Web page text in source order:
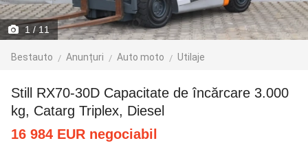
1 / 11
Bestauto Anunțuri Auto moto Utilaje
Still RX70-30D Capacitate de încărcare 3.000
kg, Catarg Triplex, Diesel
16 984 EUR negociabil